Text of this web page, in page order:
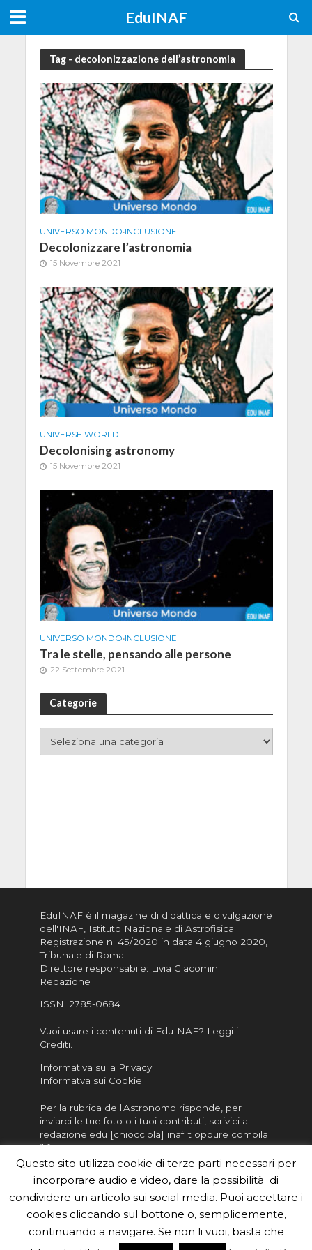
EduINAF
Tag - decolonizzazione dell’astronomia
UNIVERSO MONDO•INCLUSIONE
Decolonizzare l’astronomia
15 Novembre 2021
UNIVERSE WORLD
Decolonising astronomy
15 Novembre 2021
UNIVERSO MONDO•INCLUSIONE
Tra le stelle, pensando alle persone
22 Settembre 2021
Categorie
EduINAF è il magazine di didattica e divulgazione
dell'INAF, Istituto Nazionale di Astrofisica
Registrazione n. 45/2020 in data 4 giugno 2020,
Tribunale di Roma
Direttore responsabile: Livia Giacomini
Redazione
ISSN: 2785-0684
Vuoi usare i contenuti di EduINAF? Leggi i
Crediti.
Informativa sulla Privacy
Informatva sui Cookie
Per la rubrica de l'Astronomo risponde, per
inviarci le tue foto o i tuoi contributi, scrivici a
redazione.edu [chiocciola] inaf.it oppure compila
il form
Sei un insegnante? Scarica la nostra brochureda
distribuire nella tua scuola e…
Questo sito utilizza cookie di terze parti necessari per
incorporare audio e video, dare la possibilità di
condividere un articolo sui social media. Puoi accettare i
cookies cliccando sul bottone o, semplicemente,
continuando a navigare. Se non li vuoi, basta che